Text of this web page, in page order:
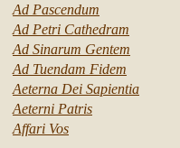
Ad Pascendum
Ad Petri Cathedram
Ad Sinarum Gentem
Ad Tuendam Fidem
Aeterna Dei Sapientia
Aeterni Patris
Affari Vos